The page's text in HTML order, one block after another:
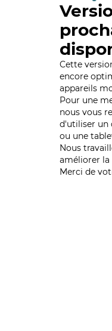
Cette
encore
appareils
Pour une
nous vous
d'utiliser un
ou une
Nous
améliorer
Merci de